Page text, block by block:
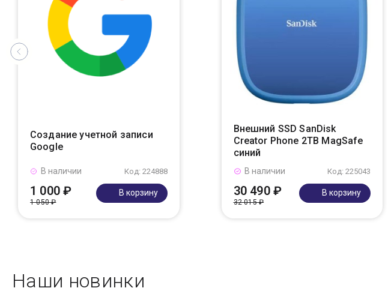
Создание учетной записи
Google
Код: 224888
В наличии
1 000 ₽
1 050 ₽
В корзину
Внешний SSD SanDisk
Creator Phone 2TB MagSafe
синий
Код: 225043
В наличии
30 490 ₽
32 015 ₽
В корзину
Наши новинки